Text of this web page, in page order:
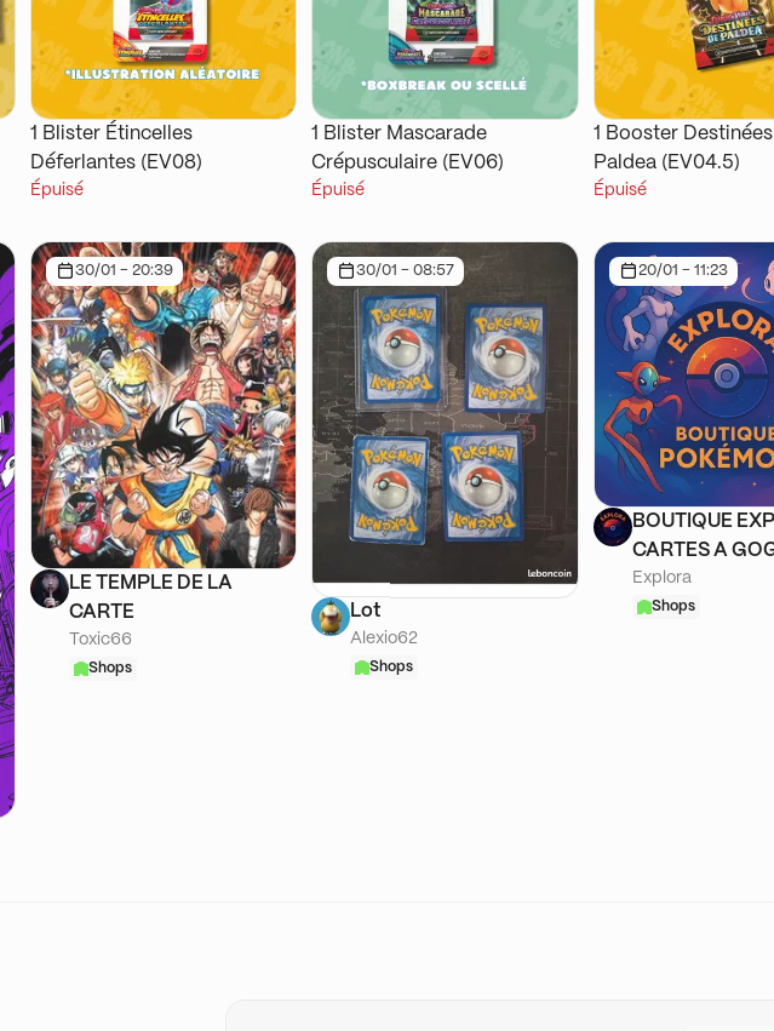
1 Blister Étincelles
Déferlantes (EV08)
Épuisé
1 Blister Mascarade
Crépusculaire (EV06)
Épuisé
1 Booster
Paldea (EV04.5)
Épuisé
30/01 - 20:39
LE TEMPLE DE LA
CARTE
Toxic66
Shops
30/01 - 08:57
Lot
Alexio62
Shops
20/01 - 11:23
BOUTIQUE
CARTES A
Explora
Shops